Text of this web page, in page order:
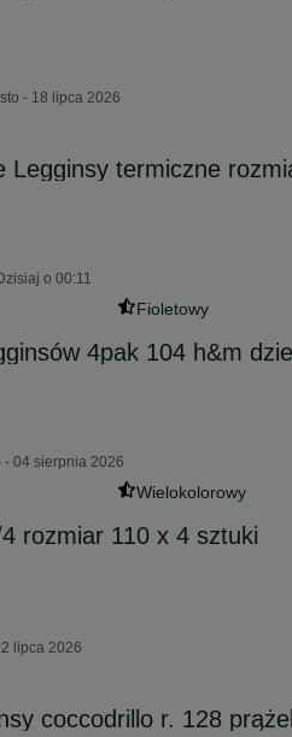
- 18 lipca 2026
Legginsy termiczne
o 00:11
Fioletowy
4pak 104 h&m
- 04 sierpnia 2026
Wielokolorowy
rozmiar 110 x 4 sztuki
lipca 2026
coccodrillo r. 128